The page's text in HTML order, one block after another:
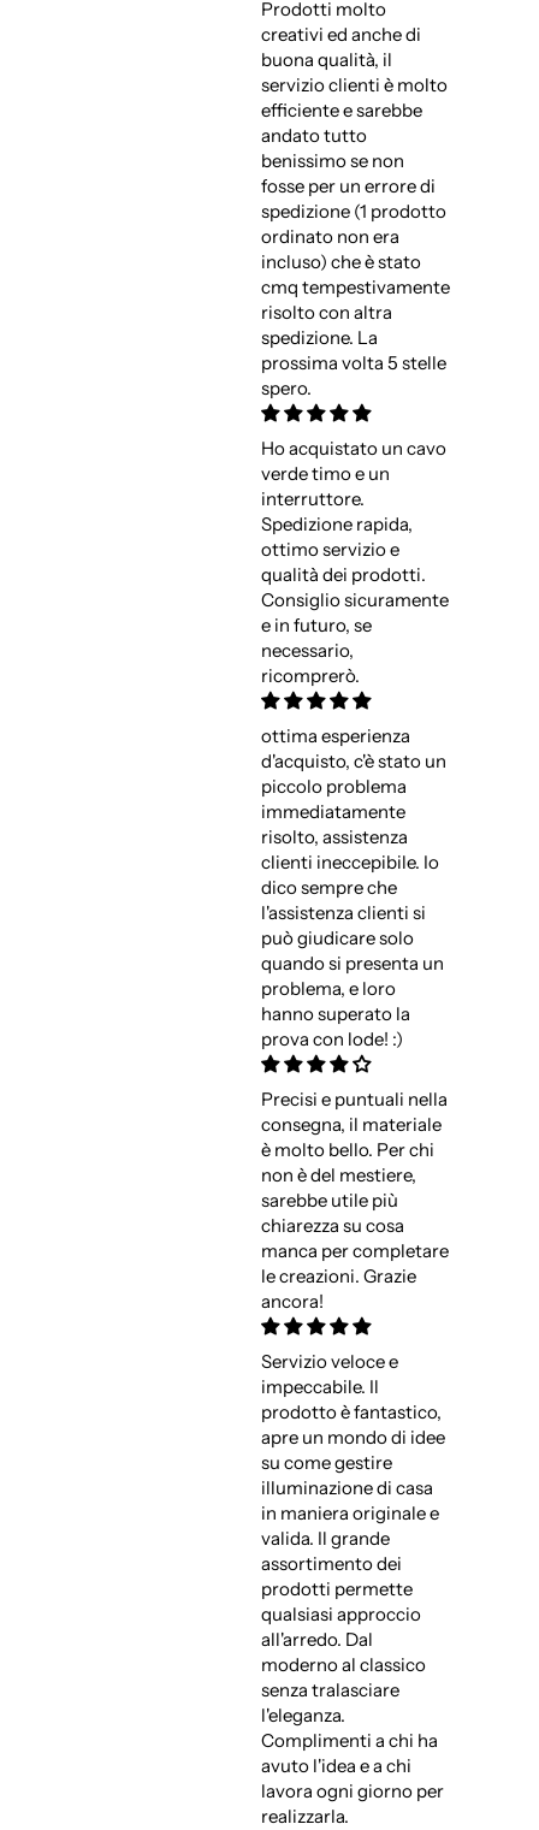
Prodotti molto
creativi ed anche di
buona qualità, il
servizio clienti è molto
efficiente e sarebbe
andato tutto
benissimo se non
fosse per un errore di
spedizione (1 prodotto
ordinato non era
incluso) che è stato
cmq tempestivamente
risolto con altra
spedizione. La
prossima volta 5 stelle
spero.
Ho acquistato un cavo
verde timo e un
interruttore.
Spedizione rapida,
ottimo servizio e
qualità dei prodotti.
Consiglio sicuramente
e in futuro, se
necessario,
ricomprerò.
ottima esperienza
d'acquisto, c'è stato un
piccolo problema
immediatamente
risolto, assistenza
clienti ineccepibile. Io
dico sempre che
l'assistenza clienti si
può giudicare solo
quando si presenta un
problema, e loro
hanno superato la
prova con lode! :)
Precisi e puntuali nella
consegna, il materiale
è molto bello. Per chi
non è del mestiere,
sarebbe utile più
chiarezza su cosa
manca per completare
le creazioni. Grazie
ancora!
Servizio veloce e
impeccabile. Il
prodotto è fantastico,
apre un mondo di idee
su come gestire
illuminazione di casa
in maniera originale e
valida. Il grande
assortimento dei
prodotti permette
qualsiasi approccio
all'arredo. Dal
moderno al classico
senza tralasciare
l'eleganza.
Complimenti a chi ha
avuto l'idea e a chi
lavora ogni giorno per
realizzarla.